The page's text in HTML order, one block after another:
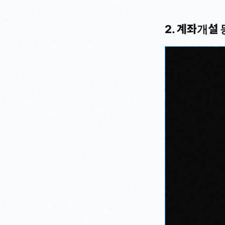
2. 계좌개설